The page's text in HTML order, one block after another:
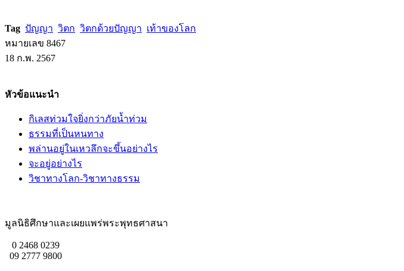
Tag ปัญญา วิตก วิตกด้วยปัญญา เท้าของโลก
หมายเลข 8467
18 ก.พ. 2567
หัวข้อแนะนำ
กิเลสท่วมใจยิ่งกว่าภัยน้ำท่วม
ธรรมที่เป็นหนทาง
พล่านอยู่ในเหวลึกจะขึ้นอย่างไร
จะอยู่อย่างไร
วิชาทางโลก-วิชาทางธรรม
มูลนิธิศึกษาและเผยแพร่พระพุทธศาสนา
0 2468 0239
09 2777 9800